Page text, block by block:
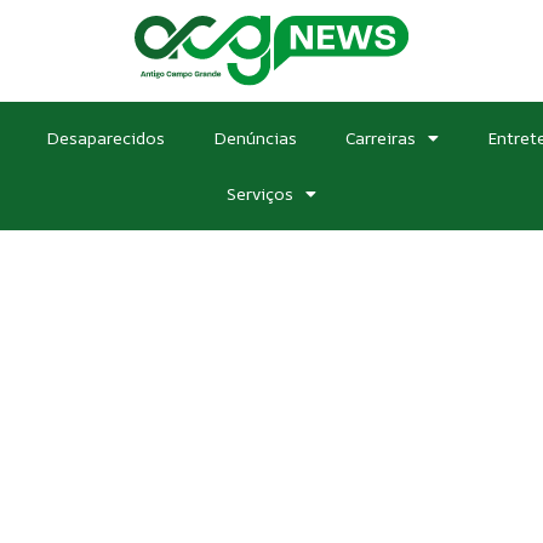
Desaparecidos Denúncias Carreiras
Serviços